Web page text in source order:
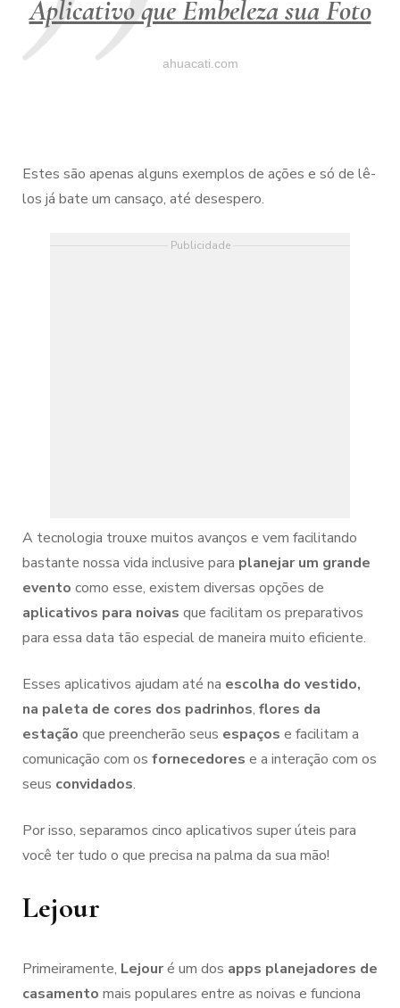
Aplicativo que Embeleza sua Foto
ahuacati.com
Estes são apenas alguns exemplos de ações e só de lê-
los já bate um cansaço, até desespero.
Publicidade
A tecnologia trouxe muitos avanços e vem facilitando
bastante nossa vida inclusive para planejar um grande
evento como esse, existem diversas opções de
aplicativos para noivas que facilitam os preparativos
para essa data tão especial de maneira muito eficiente.
Esses aplicativos ajudam até na escolha do vestido,
na paleta de cores dos padrinhos, flores da
estação que preencherão seus espaços e facilitam a
comunicação com os fornecedores e a interação com os
seus convidados.
Por isso, separamos cinco aplicativos super úteis para
você ter tudo o que precisa na palma da sua mão!
Lejour
Primeiramente, Lejouré um dos apps planejadores de
casamento mais populares entre as noivas e funciona